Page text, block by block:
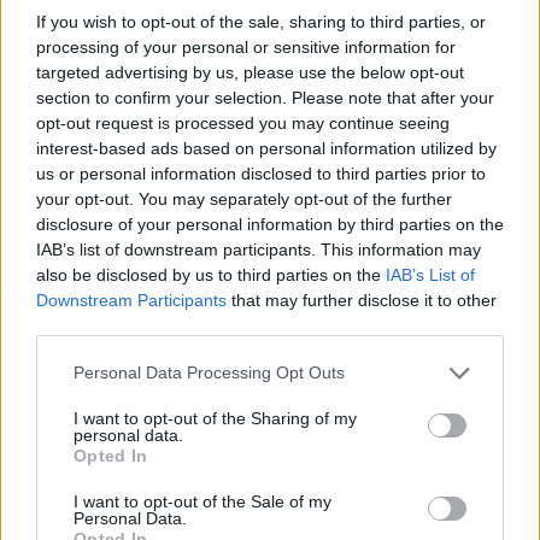
If you wish to opt-out of the sale, sharing to third parties, or
processing of your personal or sensitive information for
targeted advertising by us, please use the below opt-out
section to confirm your selection. Please note that after your
opt-out request is processed you may continue seeing
interest-based ads based on personal information utilized by
us or personal information disclosed to third parties prior to
your opt-out. You may separately opt-out of the further
disclosure of your personal information by third parties on the
IAB’s list of downstream participants. This information may
also be disclosed by us to third parties on the IAB’s List of
Downstream Participants that may further disclose it to other
Personal Data Processing Opt Outs
I want to opt-out of the Sharing of my
personal data.
Opted In
I want to opt-out of the Sale of my
Personal Data.
transition en douceur
En conclusion
Reconnaître les premiers signes de la ménopause,
c’est avant tout s’accorder le droit de vivre cette étape
en toute sérénité. Chaque femme vit la ménopause
différemment, mais en étant informée et
accompagnée, elle peut devenir une période
d’acceptation et de renouveau.
MÉNOPAUSE SANTÉ SÉNIOR